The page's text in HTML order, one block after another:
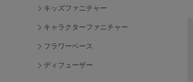
キッズファニチャー
キャラクターファニチャー
フラワーベース
ディフューザー